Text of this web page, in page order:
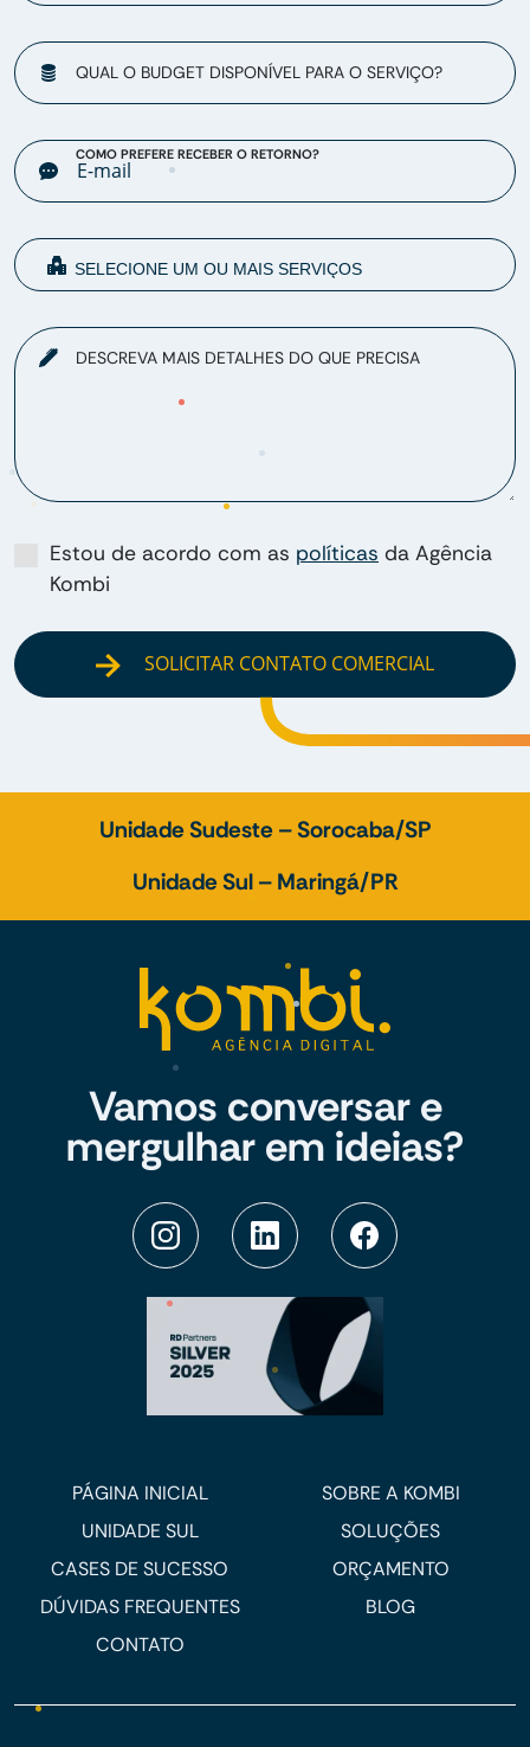
QUAL O BUDGET DISPONÍVEL PARA O SERVIÇO?
COMO PREFERE RECEBER O RETORNO?
DESCREVA MAIS DETALHES DO QUE PRECISA
Estou de acordo com as políticas da Agência
Kombi
SOLICITAR CONTATO COMERCIAL
Unidade Sudeste – Sorocaba/SP
Unidade Sul – Maringá/PR
Vamos conversar e
mergulhar em ideias?
PÁGINA INICIAL
SOBRE A KOMBI
UNIDADE SUL
SOLUÇÕES
CASES DE SUCESSO
ORÇAMENTO
DÚVIDAS FREQUENTES
BLOG
CONTATO